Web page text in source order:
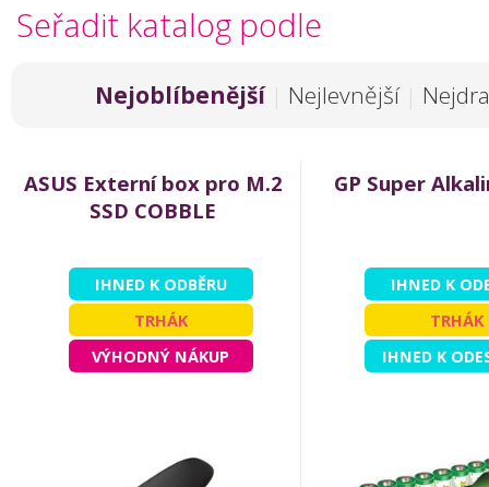
Seřadit katalog podle
Nejoblíbenější | Nejlevnější |
ASUS Externí box pro M.2
SSD COBBLE
IHNED K ODBĚRU
TRHÁK
VÝHODNÝ NÁKUP
GP Super
IHNED K
TRHÁK
IHNED K